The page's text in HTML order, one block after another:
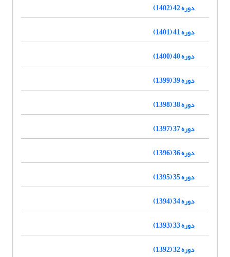
دوره 42 (1402)
دوره 41 (1401)
دوره 40 (1400)
دوره 39 (1399)
دوره 38 (1398)
دوره 37 (1397)
دوره 36 (1396)
دوره 35 (1395)
دوره 34 (1394)
دوره 33 (1393)
دوره 32 (1392)